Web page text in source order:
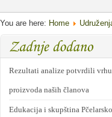
You are here: Home
Rezultati analize potvrdili
proizvoda naših članova
Edukacija i skupština